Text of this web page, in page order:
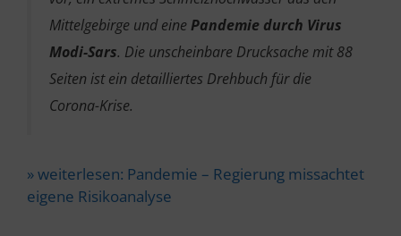
Mittelgebirge und einePandemie durch Virus
Modi-Sars. Die unscheinbare Drucksache mit 88
Seiten ist ein detailliertes Drehbuch für die
Corona-Krise.
» weiterlesen: Pandemie – Regierung missachtet
eigene Risikoanalyse